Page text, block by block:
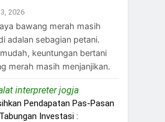
2026
bawang merah masih
adalan sebagian petani.
keuntungan bertani
merah masih menjanjikan.
interpreter jogjaon
Pendapatan Pas-Pasan
Investasi :